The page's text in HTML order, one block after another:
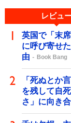
レビュ
英国で「末
に呼び寄せ
由
Book Bang
「死ぬとか
を残して自
さ」に向き